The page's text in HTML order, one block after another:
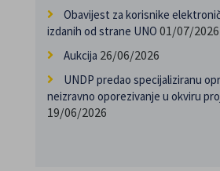
Obavijest za korisnike
izdanih od strane UNO 01/07/2026
Aukcija 26/06/2026
UNDP predao specijaliziranu
neizravno oporezivanje u okviru
19/06/2026